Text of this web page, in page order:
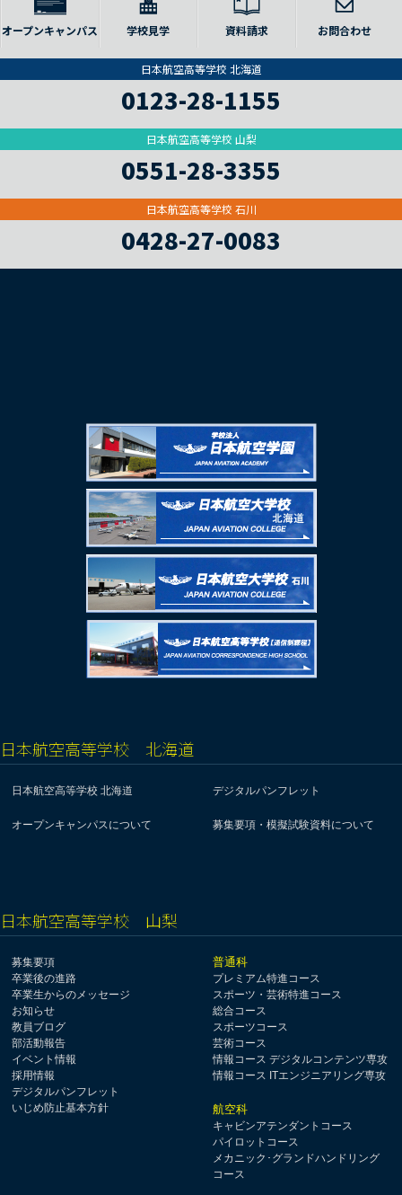
オープンキャンパス 学校見学 資料請求 お問合わせ
日本航空高等学校 北海道
0123-28-1155
日本航空高等学校 山梨
0551-28-3355
日本航空高等学校 石川
0428-27-0083
日本航空高等学校 北海道
日本航空高等学校 北海道 デジタルパンフレット
オープンキャンパスについて 募集要項・模擬試験資料について
日本航空高等学校 山梨
募集要項
卒業後の進路
卒業生からのメッセージ
お知らせ
教員ブログ
部活動報告
イベント情報
採用情報
デジタルパンフレット
いじめ防止基本方針
普通科
プレミアム特進コース
スポーツ・芸術特進コース
総合コース
スポーツコース
芸術コース
情報コース デジタルコンテンツ専攻
情報コース ITエンジニアリング専攻
航空科
キャビンアテンダントコース
パイロットコース
メカニック･グランドハンドリング
コース